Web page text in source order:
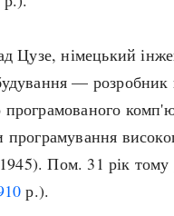
Цузе, німецький
— розробник
Пом. 31 рік
р.).